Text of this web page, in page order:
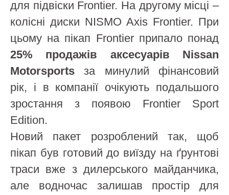
для підвіски Frontier. На другому місці –
колісні диски NISMO Axis Frontier. При
цьому на пікап Frontier припало понад
25% продажів аксесуарів Nissan
Motorsports за минулий фінансовий
рік, і в компанії очікують подальшого
зростання з появою Frontier Sport
Edition.
Новий пакет розроблений так, щоб
пікап був готовий до виїзду на ґрунтові
траси вже з дилерського майданчика,
але водночас залишав простір для